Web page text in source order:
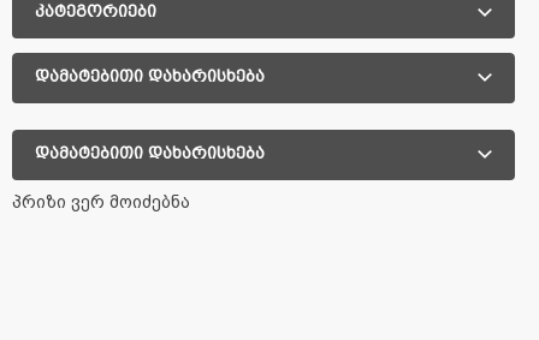
კატეგორიები
დამატებითი დახარისხება
დამატებითი დახარისხება
პრიზი ვერ მოიძებნა